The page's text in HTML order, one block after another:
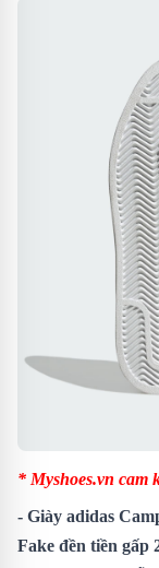
* Myshoes.vn cam
- Giày adidas
Fake đền tiền gấp